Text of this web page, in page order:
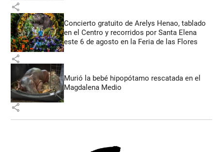
share
Concierto gratuito de Arelys Henao, tablado
en el Centro y recorridos por Santa Elena
este 6 de agosto en la Feria de las Flores
share
Murió la bebé hipopótamo rescatada en el
Magdalena Medio
share